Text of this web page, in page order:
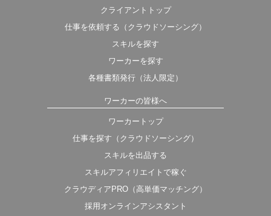
クライアントトップ
仕事を依頼する（クラウドソーシング）
スキルを探す
ワーカーを探す
各種書類発行（法人限定）
ワーカーの皆様へ
ワーカートップ
仕事を探す（クラウドソーシング）
スキルを出品する
スキルアフィリエイトで稼ぐ
クラウディアPRO（高単価マッチング）
採用オンラインアシスタント